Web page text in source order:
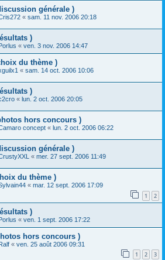
générale )
« sam. 11 nov. 2006 20:18
)
« ven. 3 nov. 2006 14:47
du thème )
« sam. 14 oct. 2006 10:06
)
« lun. 2 oct. 2006 20:05
hors concours )
concept « lun. 2 oct. 2006 06:22
générale )
« mer. 27 sept. 2006 11:49
du thème )
« mar. 12 sept. 2006 17:09
1 2
)
« ven. 1 sept. 2006 17:22
hors concours )
« ven. 25 août 2006 09:31
1 2 3